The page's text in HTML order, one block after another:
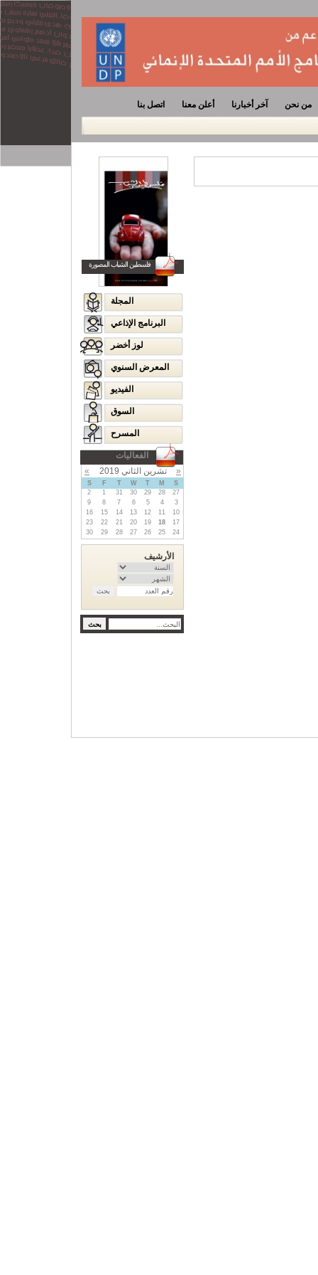
من نحن آخر أخبارنا أعلن معنا اتصل بنا
فلسطين الشباب المصورة
المجلة
البرنامج الإذاعي
لوز أخضر
المعرض السنوي
الفيديو
السوق
المسرح
الفعاليات
«
تشرين الثاني 2019 »
S
M
T
W
T
F
S
27
28
29
30
31
1
2
3
4
5
6
7
8
9
10
11
12
13
14
15
16
17
18
19
20
21
22
23
24
25
26
27
28
29
30
الأرشيف